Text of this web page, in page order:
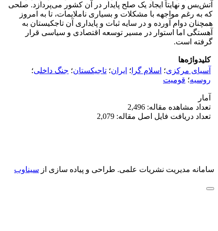
آتش‌بس و نهایتاً ایجاد یک صلح پایدار در آن کشور می‌پردازد. صلحی
که به رغم مواجهه با مشکلات و بسیاری ناملایمات، تا به امروز
همچنان دوام آورده و در سایه ثبات و پایداری آن تاجکیستان به
آهستگی اما استوار در مسیر توسعه اقتصادی و سیاسی قرار
گرفته است.
کلیدواژه‌ها
آسیای مرکزی؛ اسلام گرا ؛ ایران؛ تاجیکستان؛ جنگ داخلی؛
روسیه؛ قومیت
آمار
تعداد مشاهده مقاله: 2,496
تعداد دریافت فایل اصل مقاله: 2,079
سامانه مدیریت نشریات علمی. طراحی و پیاده سازی از سیناوب